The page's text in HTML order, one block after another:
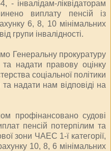
- інвалідам-ліквідаторам
виплату пенсій із
6, 8, 10 мінімальних
групи інвалідності.
Генеральну прокуратуру
та надати правову оцінку
соціальної політики
надати нам відповіді на
профінансовано судові
пенсій потерпілим та
зони ЧАЕС 1-ї категорії,
10, 8, 6 мінімальних